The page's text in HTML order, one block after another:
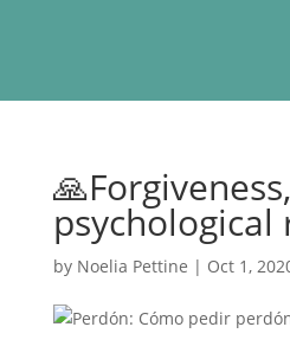
by Noelia Pettine | Oct 1,